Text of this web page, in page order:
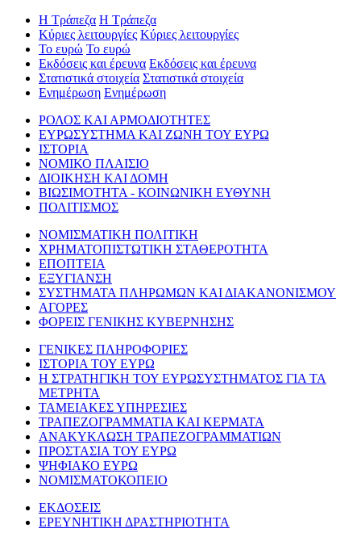
Η Τράπεζα Η Τράπεζα
Κύριες λειτουργίες Κύριες λειτουργίες
Το ευρώ Το ευρώ
Εκδόσεις και έρευνα Εκδόσεις και έρευνα
Στατιστικά στοιχεία Στατιστικά στοιχεία
Ενημέρωση Ενημέρωση
ΡΟΛΟΣ ΚΑΙ ΑΡΜΟΔΙΟΤΗΤΕΣ
ΕΥΡΩΣΥΣΤΗΜΑ ΚΑΙ ΖΩΝΗ ΤΟΥ ΕΥΡΩ
ΙΣΤΟΡΙΑ
ΝΟΜΙΚΟ ΠΛΑΙΣΙΟ
ΔΙΟΙΚΗΣΗ ΚΑΙ ΔΟΜΗ
ΒΙΩΣΙΜΟΤΗΤΑ - ΚΟΙΝΩΝΙΚΗ ΕΥΘΥΝΗ
ΠΟΛΙΤΙΣΜΟΣ
ΝΟΜΙΣΜΑΤΙΚΗ ΠΟΛΙΤΙΚΗ
ΧΡΗΜΑΤΟΠΙΣΤΩΤΙΚΗ ΣΤΑΘΕΡΟΤΗΤΑ
ΕΠΟΠΤΕΙΑ
ΕΞΥΓΙΑΝΣΗ
ΣΥΣΤΗΜΑΤΑ ΠΛΗΡΩΜΩΝ ΚΑΙ ΔΙΑΚΑΝΟΝΙΣΜΟΥ
ΑΓΟΡΕΣ
ΦΟΡΕΙΣ ΓΕΝΙΚΗΣ ΚΥΒΕΡΝΗΣΗΣ
ΓΕΝΙΚΕΣ ΠΛΗΡΟΦΟΡΙΕΣ
ΙΣΤΟΡΙΑ ΤΟΥ ΕΥΡΩ
Η ΣΤΡΑΤΗΓΙΚΗ ΤΟΥ ΕΥΡΩΣΥΣΤΗΜΑΤΟΣ ΓΙΑ ΤΑ
ΜΕΤΡΗΤΑ
ΤΑΜΕΙΑΚΕΣ ΥΠΗΡΕΣΙΕΣ
ΤΡΑΠΕΖΟΓΡΑΜΜΑΤΙΑ ΚΑΙ ΚΕΡΜΑΤΑ
ΑΝΑΚΥΚΛΩΣΗ ΤΡΑΠΕΖΟΓΡΑΜΜΑΤΙΩΝ
ΠΡΟΣΤΑΣΙΑ ΤΟΥ ΕΥΡΩ
ΨΗΦΙΑΚΟ ΕΥΡΩ
ΝΟΜΙΣΜΑΤΟΚΟΠΕΙΟ
ΕΚΔΟΣΕΙΣ
ΕΡΕΥΝΗΤΙΚΗ ΔΡΑΣΤΗΡΙΟΤΗΤΑ